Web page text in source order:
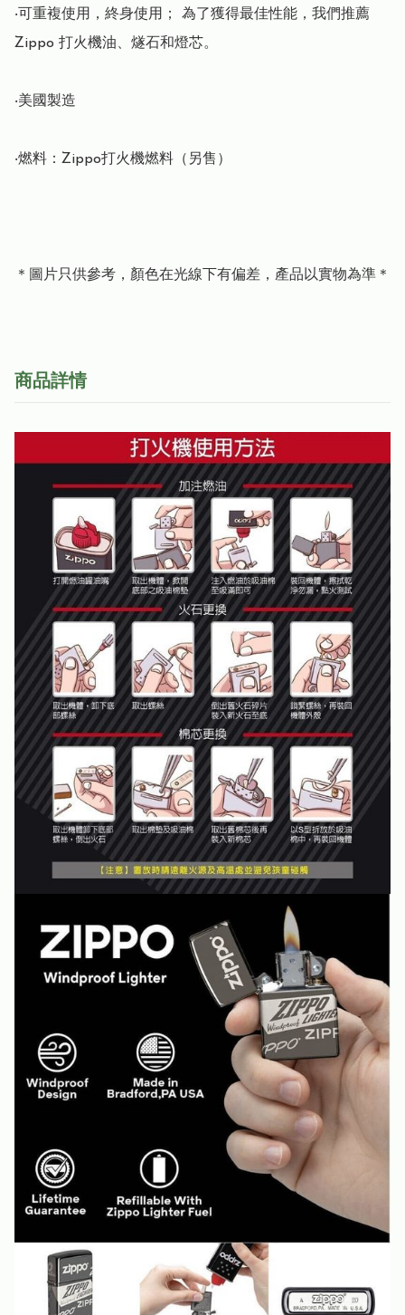
‧可重複使用，終身使用； 為了獲得最佳性能，我們推薦
Zippo 打火機油、燧石和燈芯。
‧美國製造
‧燃料：Zippo打火機燃料（另售）
＊圖片只供參考，顏色在光線下有偏差，產品以實物為準＊
商品詳情